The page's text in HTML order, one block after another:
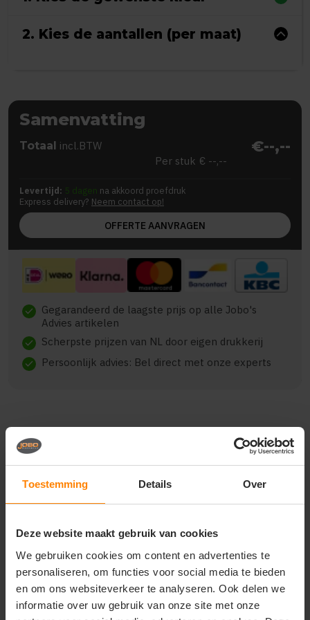
Toestemming Details Over
Deze website maakt gebruik van cookies
We gebruiken cookies om content en advertenties te
personaliseren, om functies voor social media te bieden
en om ons websiteverkeer te analyseren. Ook delen we
informatie over uw gebruik van onze site met onze
2. Kies de aantallen (per maat)
Samenvatting
Totaal incl.BTW €--,--
Per stuk € --,--
Levertijd: 5 dagen na akkoord proefdruk
Express delivery? Neem contact op!
OFFERTE AANVRAGEN
check Gegarandeerd de laagste prijs op alle Jobo's
Advies artikelen
check Scherpste prijzen van NL door eigen drukkerij
check Persoonlijk advies: Bel direct met onze experts
Beschrijving
J. Harvest & Frost indigo
dames 2913303
we wilden vernieuwen wat een damesoverhemd kan
zijn. het resultaat is de overhemdjurk. gemaakt van
comfortabele gebreide stof met een tailleband. het
is een jurk die net zo goed staat met hoge hakken